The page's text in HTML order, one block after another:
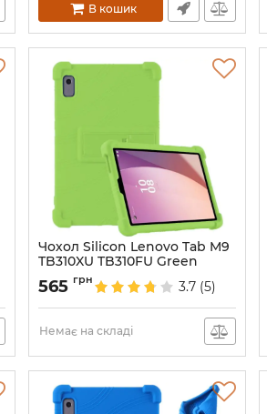
В кошик
Чохол Silicon Lenovo Tab M9
TB310XU TB310FU Green
Артикул:6839
565 грн 3.7 (5)
Немає на складі